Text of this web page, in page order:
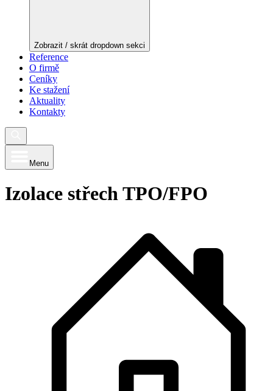
Zobrazit / skrát dropdown sekci
Reference
O firmě
Ceníky
Ke stažení
Aktuality
Kontakty
Menu
Izolace střech TPO/FPO